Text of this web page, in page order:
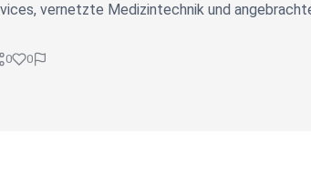
vernetzte Medizintechnik und
0 0